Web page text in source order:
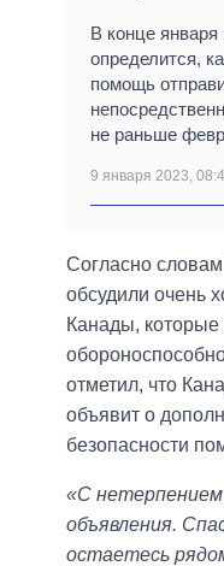
В конце января
определится,
помощь
не раньше
9 января 2023,
Согласно
обсудили очень
Канады, которые
отметил, что
объявит о
безопасности
«С
объявления.
остаетесь